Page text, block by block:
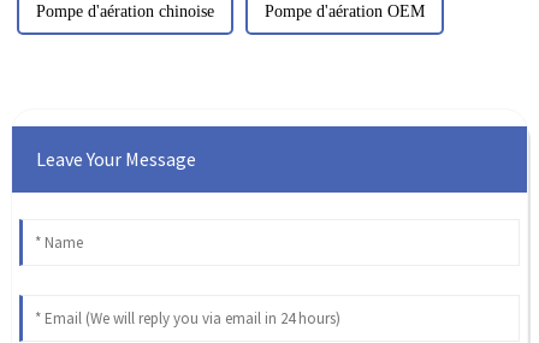
Pompe d'aération chinoise Pompe d'aération OEM
Leave Your Message